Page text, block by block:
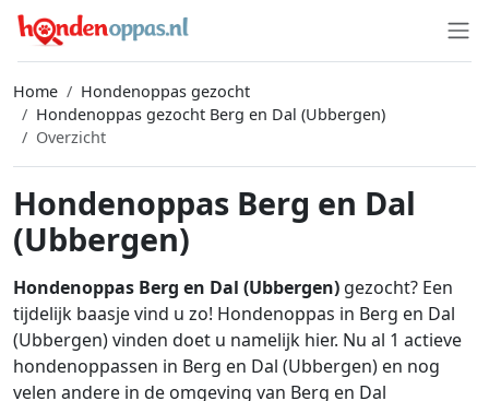
Home
Hondenoppas gezocht
Hondenoppas gezocht Berg en Dal (Ubbergen)
Overzicht
Hondenoppas Berg en Dal
(Ubbergen)
Hondenoppas Berg en Dal (Ubbergen) gezocht? Een
tijdelijk baasje vind u zo! Hondenoppas in Berg en Dal
(Ubbergen) vinden doet u namelijk hier. Nu al 1 actieve
hondenoppassen in Berg en Dal (Ubbergen) en nog
velen andere in de omgeving van Berg en Dal